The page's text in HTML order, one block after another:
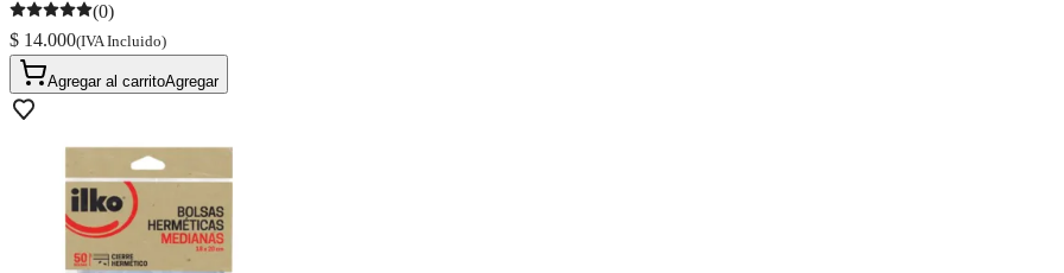
(0)
$ 14.000(IVA Incluido)
Agregar al carritoAgregar